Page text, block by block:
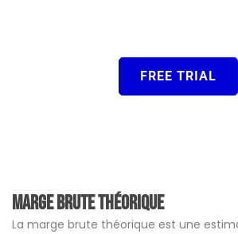
FREE TRIAL
Marge brute théorique
La marge brute théorique est une